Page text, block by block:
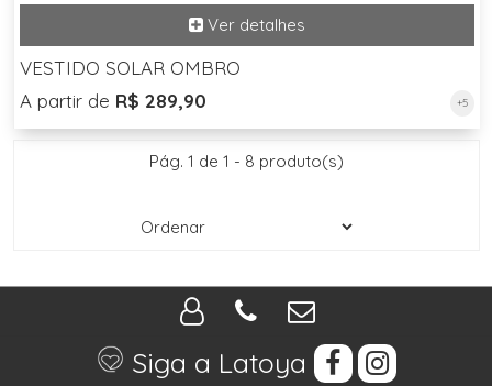
VESTIDO SOLAR OMBRO
A partir de R$ 289,90 +5
Pág. 1 de 1 - 8 produto(s)
Siga a Latoya